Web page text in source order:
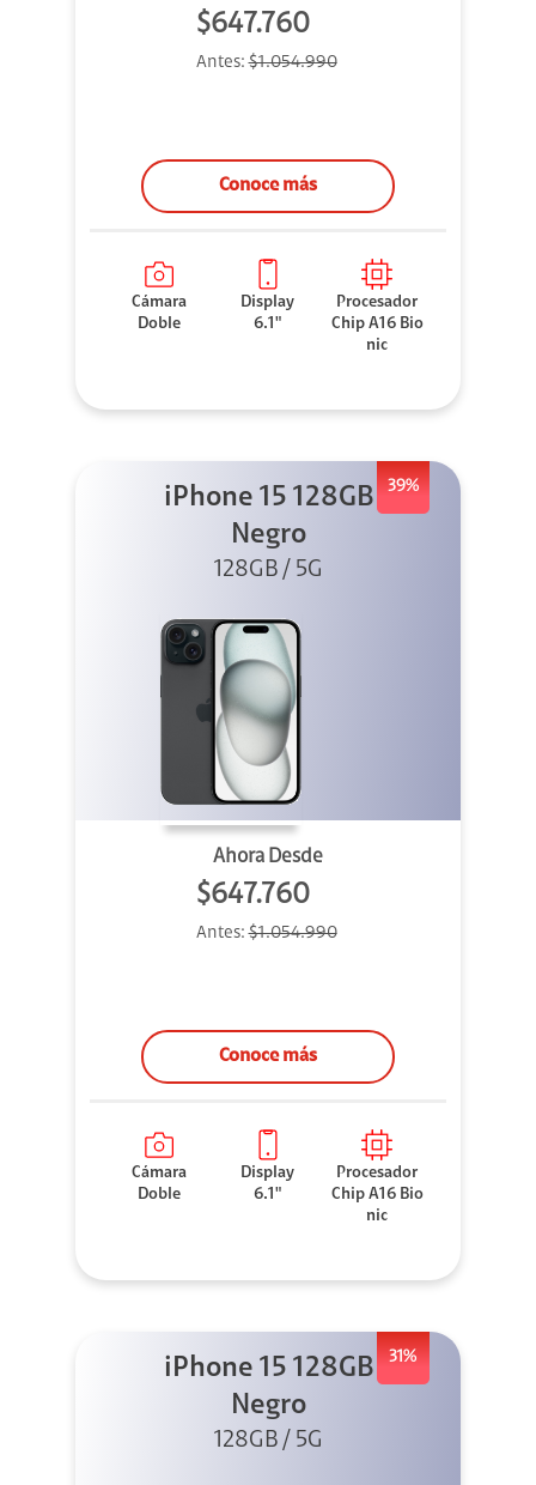
$647.760
Antes:$1.054.990
Conoce más
Cámara
Doble
Display
6.1"
Procesador
Chip A16 Bio
nic
39%
iPhone 15 128GB
Negro
128GB / 5G
Ahora Desde
$647.760
Antes:$1.054.990
Conoce más
Cámara
Doble
Display
6.1"
Procesador
Chip A16 Bio
nic
31%
iPhone 15 128GB
Negro
128GB / 5G